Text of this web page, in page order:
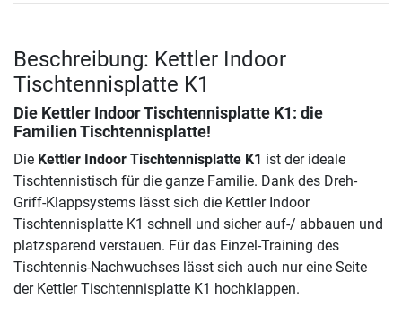
Beschreibung: Kettler Indoor
Tischtennisplatte K1
Die Kettler Indoor Tischtennisplatte K1 : die
Familien Tischtennisplatte!
Die Kettler Indoor Tischtennisplatte K1 ist der ideale
Tischtennistisch für die ganze Familie. Dank des Dreh-
Griff-Klappsystems lässt sich die Kettler Indoor
Tischtennisplatte K1 schnell und sicher auf-/ abbauen und
platzsparend verstauen. Für das Einzel-Training des
Tischtennis-Nachwuchses lässt sich auch nur eine Seite
der Kettler Tischtennisplatte K1 hochklappen.